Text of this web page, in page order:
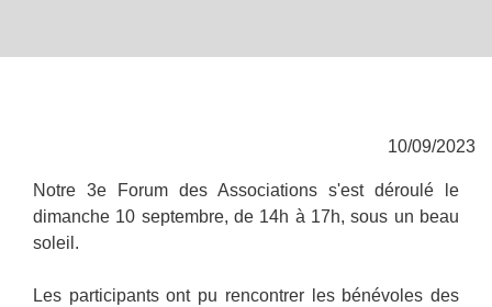
10/09/2023
Notre 3e Forum des Associations s'est déroulé le
dimanche 10 septembre, de 14h à 17h, sous un beau
soleil.
Les participants ont pu rencontrer les bénévoles des